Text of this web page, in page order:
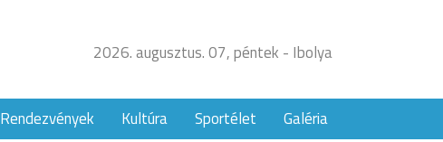
2026. augusztus. 07, péntek - Ibolya
Rendezvények Kultúra Sportélet Galéria